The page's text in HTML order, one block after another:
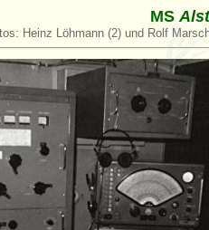
MS
Heinz Löhmann (2) und Rolf